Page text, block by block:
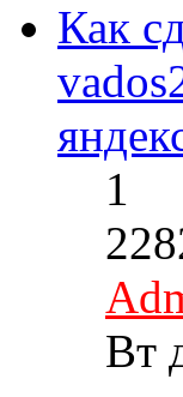
Как
1
Вт